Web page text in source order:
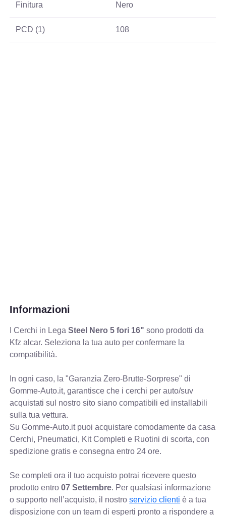
Finitura Nero
PCD (1) 108
Informazioni
I Cerchi in LegaSteel Nero 5 fori 16" sono prodotti da
Kfz alcar. Seleziona la tua auto per confermare la
compatibilità.
In ogni caso, la "Garanzia Zero-Brutte-Sorprese" di
Gomme-Auto.it, garantisce che i cerchi per auto/suv
acquistati sul nostro sito siano compatibili ed installabili
sulla tua vettura.
Su Gomme-Auto.it puoi acquistare comodamente da casa
Cerchi, Pneumatici, Kit Completi e Ruotini di scorta, con
spedizione gratis e consegna entro 24 ore.
Se completi ora il tuo acquisto potrai ricevere questo
prodotto entro07 Settembre. Per qualsiasi informazione
o supporto nell’acquisto, il nostroservizio clienti è a tua
disposizione con un team di esperti pronto a rispondere a